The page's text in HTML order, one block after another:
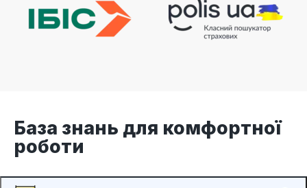
База знань для комфортної
роботи